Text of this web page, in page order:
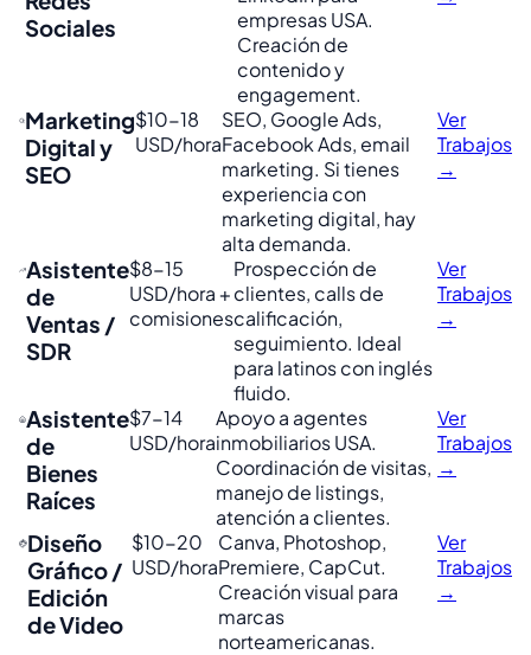
Sociales
empresas USA.
Creación de
contenido y
engagement.
Marketing
Digital y
SEO
$10-18
USD/hora
SEO, Google Ads,
Facebook Ads, email
marketing. Si tienes
experiencia con
marketing digital, hay
alta demanda.
Ver
Trabajos
→
Asistente
de
Ventas /
SDR
$8-15
USD/hora +
comisiones
Prospección de
clientes, calls de
calificación,
seguimiento. Ideal
para latinos con inglés
fluido.
Ver
Trabajos
→
Asistente
de
Bienes
Raíces
$7-14
USD/hora
Apoyo a agentes
inmobiliarios USA.
Coordinación de visitas,
manejo de listings,
atención a clientes.
Ver
Trabajos
→
Diseño
Gráfico /
Edición
de Video
$10-20
USD/hora
Canva, Photoshop,
Premiere, CapCut.
Creación visual para
marcas
norteamericanas.
Ver
Trabajos
→